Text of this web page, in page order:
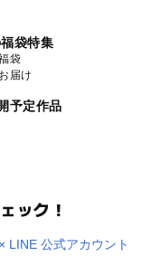
袋特集
袋
届け
予定作品
ック！